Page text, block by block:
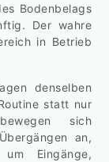
Bodenbelags
Der wahre
in Betrieb
denselben
statt nur
sich
an,
Eingänge,